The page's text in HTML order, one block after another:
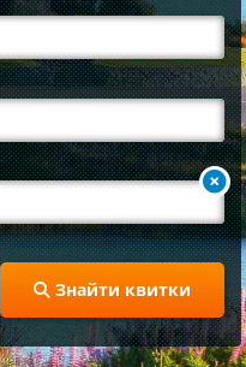
Знайти квитки